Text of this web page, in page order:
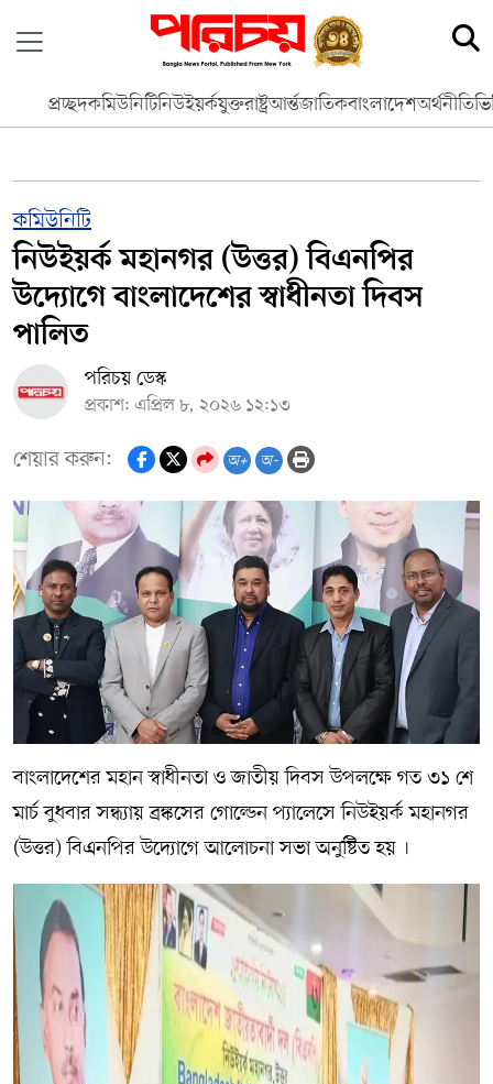
প্রচ্ছদকমিউনিটিনিউইয়র্কযুক্তরাষ্ট্রআর্ন্তজাতিকবাংলাদেশঅর্থনীতি
কমিউনিটি
নিউইয়র্ক মহানগর (উত্তর) বিএনপির
উদ্যোগে বাংলাদেশের স্বাধীনতা দিবস
পালিত
পরিচয় ডেস্ক
প্রকাশ: এপ্রিল ৮, ২০২৬ ১২:১৩
শেয়ার করুন: অ+ অ-
বাংলাদেশের মহান স্বাধীনতা ও জাতীয় দিবস উপলক্ষে গত ৩১ শে
মার্চ বুধবার সন্ধ্যায় ব্রঙ্কসের গোল্ডেন প্যালেসে নিউইয়র্ক মহানগর
(উত্তর) বিএনপির উদ্যোগে আলোচনা সভা অনুষ্টিত হয় ।